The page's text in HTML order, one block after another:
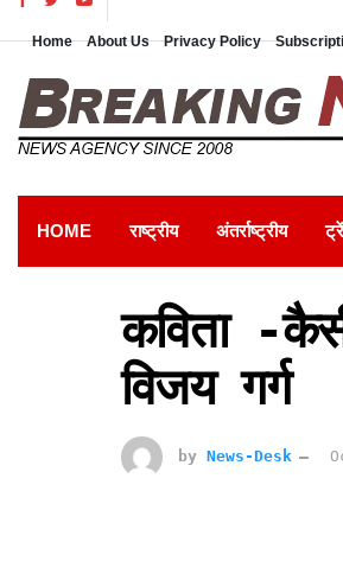
Home About Us Privacy Policy
HOME राष्ट्रीय अंतर्राष्ट्रीय
कविता -
विजय गर्ग
by News-Desk